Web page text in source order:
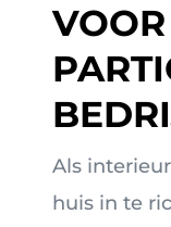
VOOR
Als
huis in te